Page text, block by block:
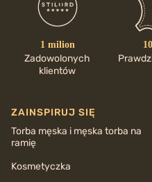
1 milion
Zadowolonych
klientów
ZAINSPIRUJ SIĘ
Torba męska i męska torba na
ramię
Kosmetyczka